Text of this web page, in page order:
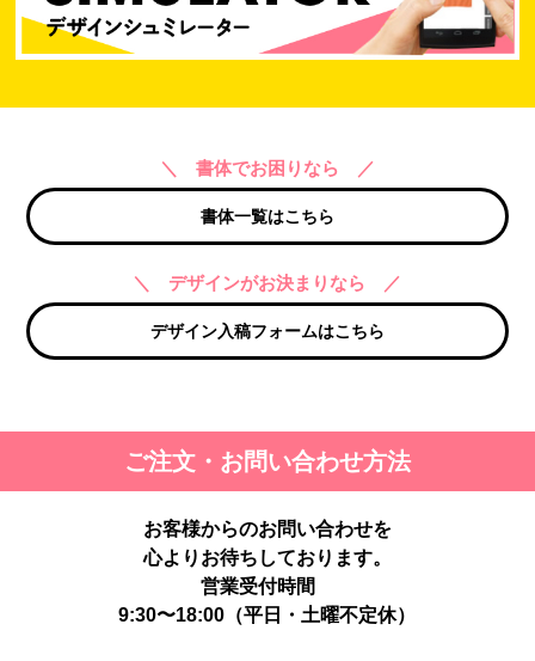
＼ 書体でお困りなら ／
書体一覧はこちら
＼ デザインがお決まりなら ／
デザイン入稿フォームはこちら
ご注文・お問い合わせ方法
お客様からのお問い合わせを
心よりお待ちしております。
営業受付時間
9:30〜18:00（平日・土曜不定休）